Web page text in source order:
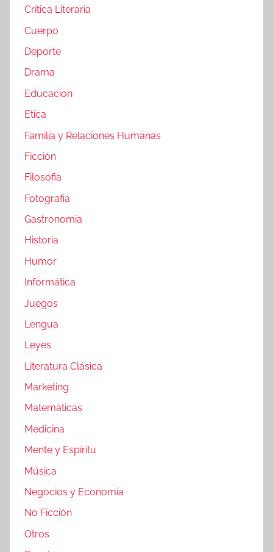
Crítica Literaria
Cuerpo
Deporte
Drama
Educacion
Etica
Familia y Relaciones Humanas
Ficción
Filosofia
Fotografia
Gastronomia
Historia
Humor
Informática
Juegos
Lengua
Leyes
Literatura Clásica
Marketing
Matemáticas
Medicina
Mente y Espíritu
Música
Negocios y Economia
No Ficción
Otros